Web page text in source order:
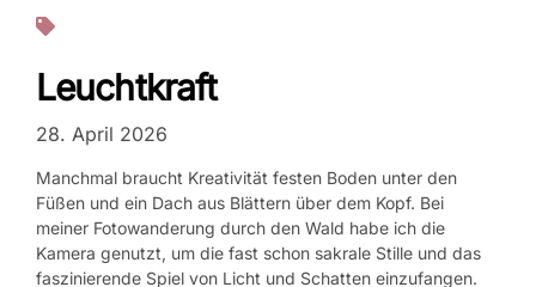
Leuchtkraft
28. April 2026
Manchmal braucht Kreativität festen Boden unter den
Füßen und ein Dach aus Blättern über dem Kopf. Bei
meiner Fotowanderung durch den Wald habe ich die
Kamera genutzt, um die fast schon sakrale Stille und das
faszinierende Spiel von Licht und Schatten einzufangen.